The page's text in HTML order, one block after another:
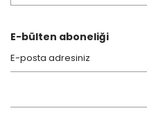
E-bülten aboneliği